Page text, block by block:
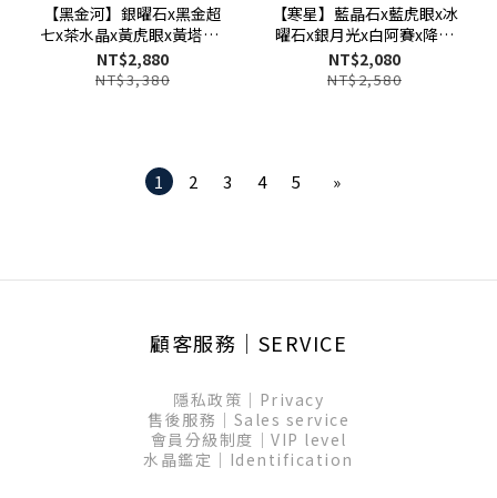
【黑金河】銀曜石x黑金超
七x茶水晶x黃虎眼x黃塔晶x
藍晶石x灰月光石
NT$2,880
NT$3,380
【寒星】藍晶石x藍虎眼x冰
曜石x銀月光x白阿賽x降真
香x雪花幽靈
NT$2,080
NT$2,580
1 2 3 4 5 »
顧客服務│SERVICE
隱私政策│Privacy
售後服務│Sales service
會員分級制度│VIP level
水晶鑑定│Identification